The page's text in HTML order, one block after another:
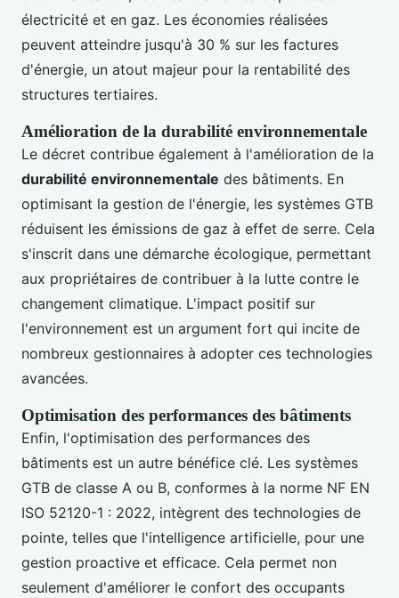
électricité et en gaz. Les économies réalisées
peuvent atteindre jusqu'à 30 % sur les factures
d'énergie, un atout majeur pour la rentabilité des
structures tertiaires.
Amélioration de la durabilité environnementale
Le décret contribue également à l'amélioration de la
durabilité environnementale des bâtiments. En
optimisant la gestion de l'énergie, les systèmes GTB
réduisent les émissions de gaz à effet de serre. Cela
s'inscrit dans une démarche écologique, permettant
aux propriétaires de contribuer à la lutte contre le
changement climatique. L'impact positif sur
l'environnement est un argument fort qui incite de
nombreux gestionnaires à adopter ces technologies
avancées.
Optimisation des performances des bâtiments
Enfin, l'optimisation des performances des
bâtiments est un autre bénéfice clé. Les systèmes
GTB de classe A ou B, conformes à la norme NF EN
ISO 52120-1 : 2022, intègrent des technologies de
pointe, telles que l'intelligence artificielle, pour une
gestion proactive et efficace. Cela permet non
seulement d'améliorer le confort des occupants